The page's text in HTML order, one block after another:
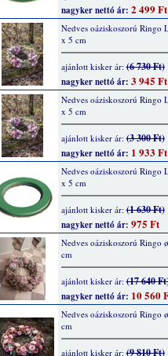
nagyker nettó ár: 2 499 Ft
Nedves oáziskoszorú Ringo
x 5 cm
ajánlott kisker ár:(6 730 Ft)
nagyker nettó ár: 3 945 Ft
Nedves oáziskoszorú Ringo
x 5 cm
ajánlott kisker ár:(3 300 Ft)
nagyker nettó ár: 1 933 Ft
Nedves oáziskoszorú Ringo
x 5 cm
ajánlott kisker ár:(1 630 Ft)
nagyker nettó ár: 975 Ft
Nedves oáziskoszorú Ringo
cm
ajánlott kisker ár:(17 640
nagyker nettó ár: 10 560
Nedves oáziskoszorú Ringo
cm
ajánlott kisker ár:(9 810 Ft)